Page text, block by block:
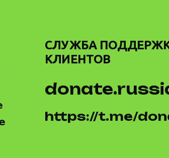
СЛУЖБА
КЛИЕНТОВ
https://t.me/